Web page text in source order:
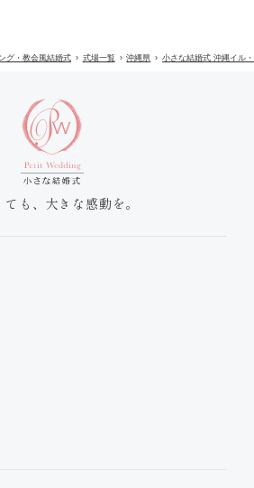
グ・教会風結婚式 式場一覧 沖縄県 小さな結婚式 沖縄イル
ても、大きな感動を。